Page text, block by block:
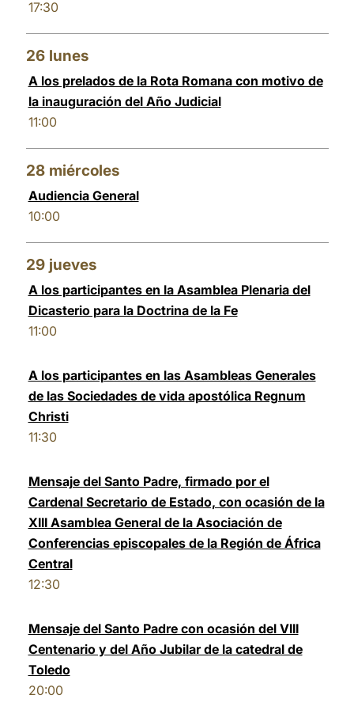
17:30
26 lunes
A los prelados de la Rota Romana con motivo de
la inauguración del Año Judicial
11:00
28 miércoles
Audiencia General
10:00
29 jueves
A los participantes en la Asamblea Plenaria del
Dicasterio para la Doctrina de la Fe
11:00
A los participantes en las Asambleas Generales
de las Sociedades de vida apostólica Regnum
Christi
11:30
Mensaje del Santo Padre, firmado por el
Cardenal Secretario de Estado, con ocasión de la
XIII Asamblea General de la Asociación de
Conferencias episcopales de la Región de África
Central
12:30
Mensaje del Santo Padre con ocasión del VIII
Centenario y del Año Jubilar de la catedral de
Toledo
20:00